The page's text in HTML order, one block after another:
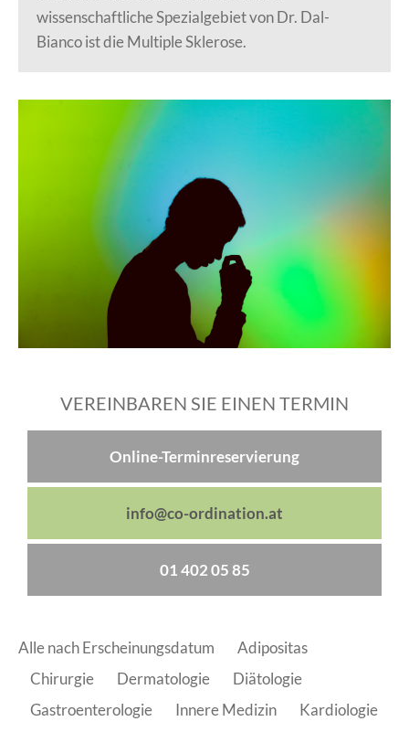
wissenschaftliche Spezialgebiet von Dr. Dal-
Bianco ist die Multiple Sklerose.
VEREINBAREN SIE EINEN TERMIN
Online-Terminreservierung
info@co-ordination.at
01 402 05 85
Alle nach Erscheinungsdatum
Adipositas
Chirurgie
Dermatologie
Diätologie
Gastroenterologie
Innere Medizin
Kardiologie